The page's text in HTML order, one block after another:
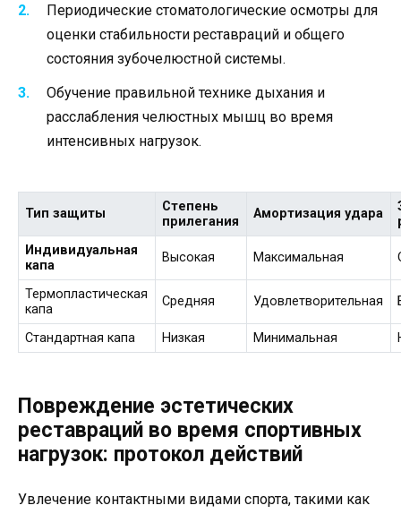
Периодические стоматологические осмотры для
оценки стабильности реставраций и общего
состояния зубочелюстной системы.
Обучение правильной технике дыхания и
расслабления челюстных мышц во время
интенсивных нагрузок.
Тип защиты
Степень
прилегания
Амортизация удара
Индивидуальная
капа
Высокая Максимальная
Термопластическая
капа
Средняя Удовлетворительная
Стандартная капа Низкая Минимальная
Повреждение эстетических
реставраций во время спортивных
нагрузок: протокол действий
Увлечение контактными видами спорта, такими как